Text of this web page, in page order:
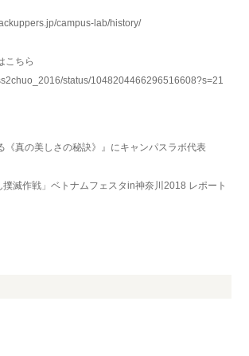
campus-lab/history/
こちら
status/1048204466296516608?s=21
《真の美しさの秘訣》』にキャンパスラボ代表
撲滅作戦」ベトナムフェスタin神奈川2018 レポート